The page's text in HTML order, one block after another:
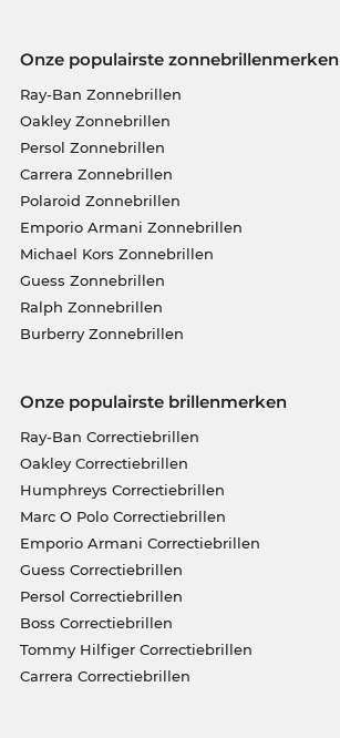
Onze populairste zonnebrillenmerken
Ray-Ban Zonnebrillen
Oakley Zonnebrillen
Persol Zonnebrillen
Carrera Zonnebrillen
Polaroid Zonnebrillen
Emporio Armani Zonnebrillen
Michael Kors Zonnebrillen
Guess Zonnebrillen
Ralph Zonnebrillen
Burberry Zonnebrillen
Onze populairste brillenmerken
Ray-Ban Correctiebrillen
Oakley Correctiebrillen
Humphreys Correctiebrillen
Marc O Polo Correctiebrillen
Emporio Armani Correctiebrillen
Guess Correctiebrillen
Persol Correctiebrillen
Boss Correctiebrillen
Tommy Hilfiger Correctiebrillen
Carrera Correctiebrillen